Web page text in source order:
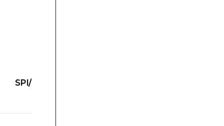
SPI/I2C/ADC